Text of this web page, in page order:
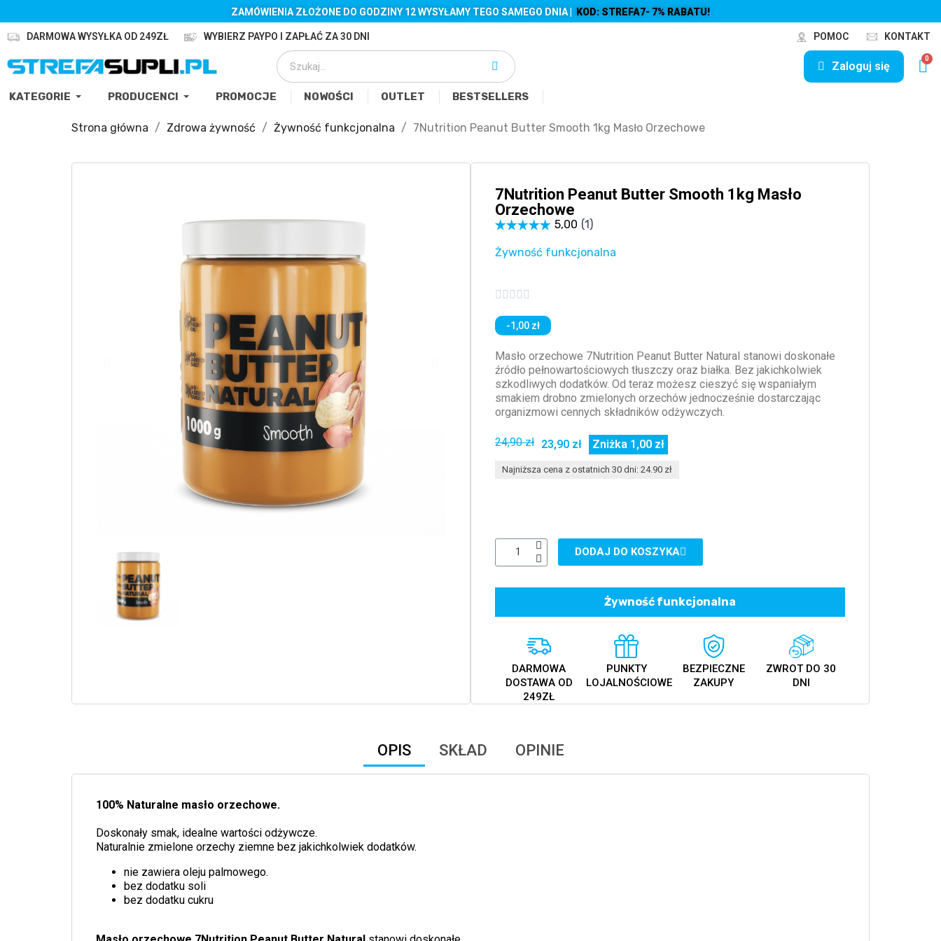
ZAMÓWIENIA ZŁOŻONE DO GODZINY 12 WYSYŁAMY TEGO SAMEGO DNIA | KOD: STREFA7- 7% RABATU!
DARMOWA WYSYŁKA OD 249ZŁ WYBIERZ PAYPO I ZAPŁAĆ ZA 30 DNI POMOC KONTAKT
Zaloguj się
KATEGORIE PRODUCENCI PROMOCJE NOWOŚCI OUTLET BESTSELLERS
Strona główna Zdrowa żywność Żywność funkcjonalna 7Nutrition Peanut Butter Smooth 1kg Masło Orzechowe
7Nutrition Peanut Butter Smooth 1kg Masło
Orzechowe
Żywność funkcjonalna
    
-1,00 zł
Masło orzechowe 7Nutrition Peanut Butter Natural stanowi doskonałe
źródło pełnowartościowych tłuszczy oraz białka. Bez jakichkolwiek
szkodliwych dodatków. Od teraz możesz cieszyć się wspaniałym
smakiem drobno zmielonych orzechów jednocześnie dostarczając
organizmowi cennych składników odżywczych.
24,90 zł 23,90 zł Zniżka 1,00 zł
Najniższa cena z ostatnich 30 dni: 24.90 zł
DODAJ DO KOSZYKA
Żywność funkcjonalna
DARMOWA
DOSTAWA OD
249ZŁ
PUNKTY
LOJALNOŚCIOWE
BEZPIECZNE
ZAKUPY
ZWROT DO 30
DNI
OPIS SKŁAD OPINIE
100% Naturalne masło orzechowe.
Doskonały smak, idealne wartości odżywcze.
Naturalnie zmielone orzechy ziemne bez jakichkolwiek dodatków.
nie zawiera oleju palmowego.
bez dodatku soli
bez dodatku cukru